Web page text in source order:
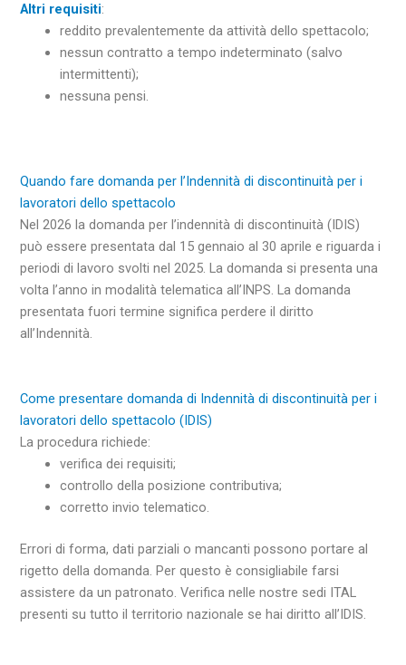
Altri requisiti:
reddito prevalentemente da attività dello spettacolo;
nessun contratto a tempo indeterminato (salvo
intermittenti);
nessuna pensi.
Quando fare domanda per l’Indennità di discontinuità per i
lavoratori dello spettacolo
Nel 2026 la domanda per l’indennità di discontinuità (IDIS)
può essere presentata dal 15 gennaio al 30 aprile e riguarda i
periodi di lavoro svolti nel 2025. La domanda si presenta una
volta l’anno in modalità telematica all’INPS. La domanda
presentata fuori termine significa perdere il diritto
all’Indennità.
Come presentare domanda di Indennità di discontinuità per i
lavoratori dello spettacolo (IDIS)
La procedura richiede:
verifica dei requisiti;
controllo della posizione contributiva;
corretto invio telematico.
Errori di forma, dati parziali o mancanti possono portare al
rigetto della domanda. Per questo è consigliabile farsi
assistere da un patronato. Verifica nelle nostre sedi ITAL
presenti su tutto il territorio nazionale se hai diritto all’IDIS.